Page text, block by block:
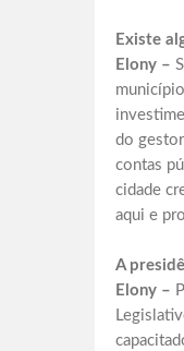
Existe
Elony –
do
contas
cidade
aqui e
A
Elony –